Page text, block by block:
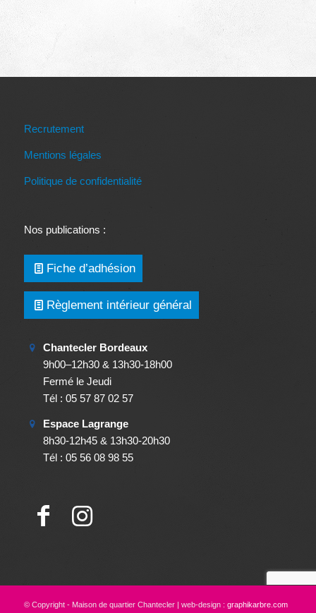
Recrutement
Mentions légales
Politique de confidentialité
Nos publications :
Fiche d’adhésion
Règlement intérieur général
Chantecler Bordeaux
9h00–12h30 & 13h30-18h00
Fermé le Jeudi
Tél : 05 57 87 02 57
Espace Lagrange
8h30-12h45 & 13h30-20h30
Tél : 05 56 08 98 55
© Copyright - Maison de quartier Chantecler | web-design : graphikarbre.com